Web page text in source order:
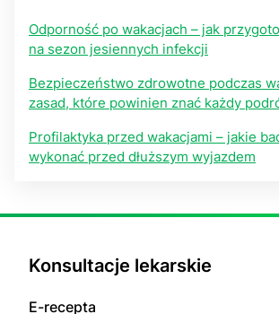
Odporność po wakacjach – jak
na sezon jesiennych infekcji
Bezpieczeństwo zdrowotne podczas
zasad, które powinien znać każdy
Profilaktyka przed wakacjami – jakie
wykonać przed dłuższym wyjazdem
Konsultacje lekarskie
E-recepta